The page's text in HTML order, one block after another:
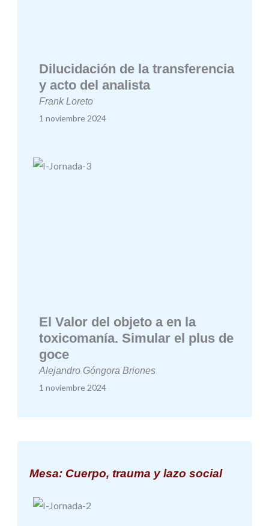
Dilucidación de la transferencia
y acto del analista
Frank Loreto
1 noviembre 2024
El Valor del objeto a en la
toxicomanía. Simular el plus de
goce
Alejandro Góngora Briones
1 noviembre 2024
Mesa: Cuerpo, trauma y lazo social